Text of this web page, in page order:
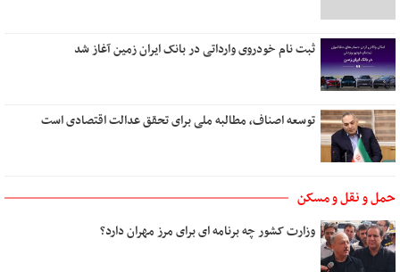
زیبا
دل روشنی دارم ای عشقثبت نام خودروی وارداتی در بانک ایران زمین آغاز شد
توسعه اصناف، مطالبه ملی برای تحقق عدالت اقتصادی است
حمل و نقل و مسکن
وزارت کشور چه برنامه ای برای مرز مهران دارد؟